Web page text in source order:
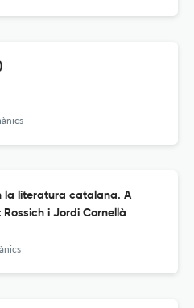
la literatura catalana. A
i Jordi Cornellà